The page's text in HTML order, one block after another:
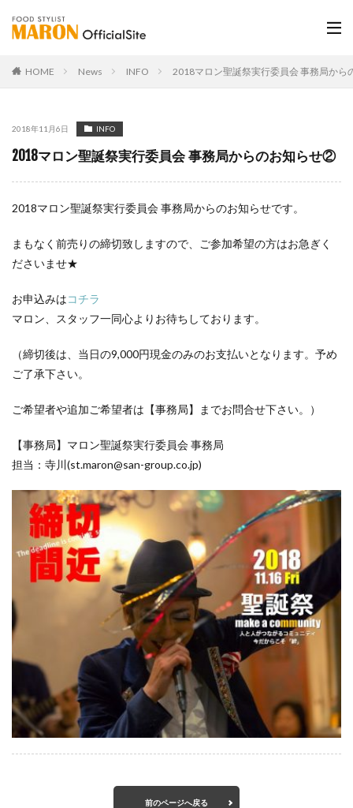
HOME News INFO 2018マロン聖誕祭実行委員会 事務局か
2018年11月6日 INFO
2018マロン聖誕祭実行委員会 事務局からのお知らせ②
2018マロン聖誕祭実行委員会 事務局からのお知らせです。
まもなく前売りの締切致しますので、ご参加希望の方はお急ぎく
ださいませ★
お申込みはコチラ
マロン、スタッフ一同心よりお待ちしております。
（締切後は、当日の9,000円現金のみのお支払いとなります。予め
ご了承下さい。
ご希望者や追加ご希望者は【事務局】までお問合せ下さい。）
【事務局】マロン聖誕祭実行委員会 事務局
担当：寺川(st.maron@san-group.co.jp)
前のページへ戻る